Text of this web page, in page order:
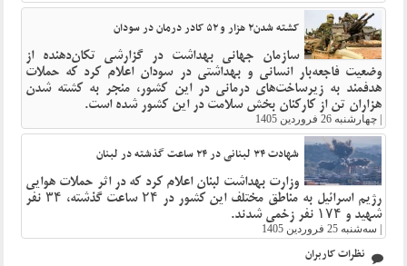
کشته شدن۲ هزار و ۵۲ کادر درمان در سودان
سازمان جهانی بهداشت در گزارشی تکان‌دهنده از
وضعیت فاجعه‌بار انسانی و بهداشتی در سودان اعلام کرد که حملات
هدفمند به زیرساخت‌های درمانی در این کشور، منجر به کشته شدن
هزاران تن از کارکنان بخش سلامت در این کشور شده است.
چهارشنبه 26 فروردین 1405
شهادت ۳۴ لبنانی در ۲۴ ساعت گذشته در لبنان
وزارت بهداشت لبنان اعلام کرد که در اثر حملات هوایی
رژیم اسرائیل به مناطق مختلف این کشور در ۲۴ ساعت گذشته، ۳۴ نفر
شهید و ۱۷۴ نفر زخمی شدند.
سه‌شنبه 25 فروردین 1405
نظرات کاربران